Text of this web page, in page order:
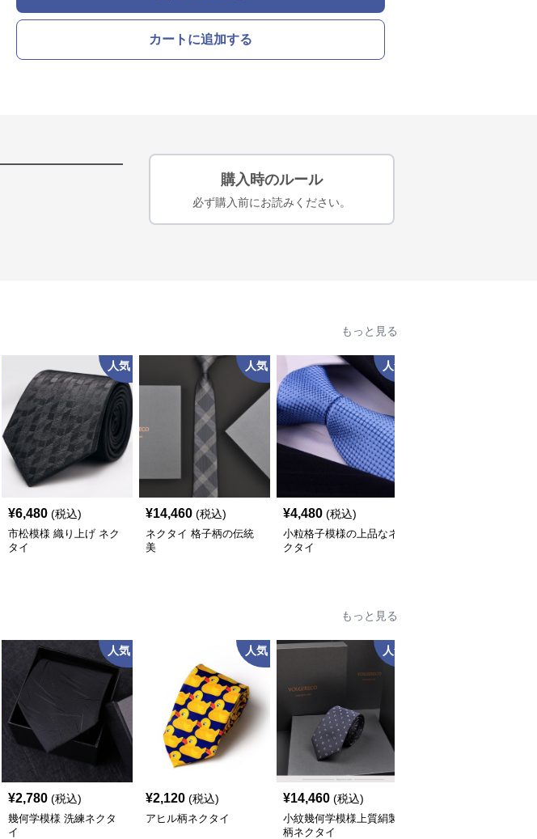
カートに追加する
購入時のルール
必ず購入前にお読みください。
もっと見る
人気
¥6,480 (税込)
市松模様 織り上げ ネク
タイ
人気
¥14,460 (税込)
ネクタイ 格子柄の伝統
美
人気
¥4,480 (税込)
小粒格子模様の上品なネ
クタイ
もっと見る
人気
¥2,780 (税込)
幾何学模様 洗練ネクタ
イ
人気
¥2,120 (税込)
アヒル柄ネクタイ
人気
¥14,460 (税込)
小紋幾何学模様上質絹製
柄ネクタイ